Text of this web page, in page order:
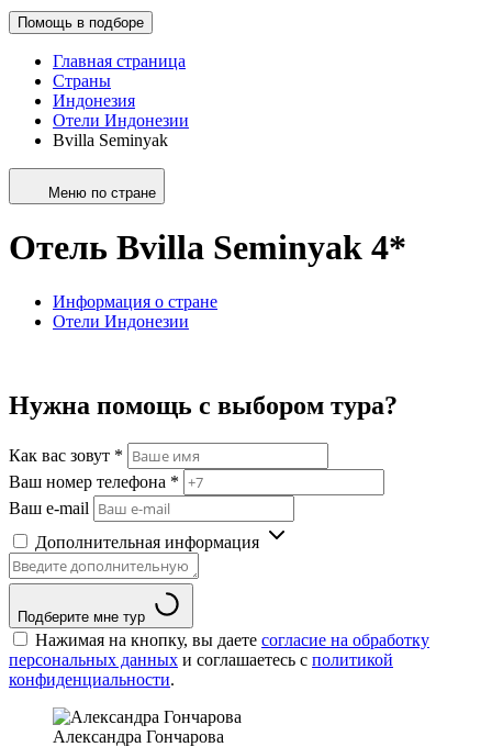
Помощь в подборе
Главная страница
Страны
Индонезия
Отели Индонезии
Bvilla Seminyak
Меню по стране
Отель Bvilla Seminyak 4*
Информация о стране
Отели Индонезии
Нужна помощь с выбором тура?
Как вас зовут *
Ваш номер телефона *
Ваш e-mail
Дополнительная информация
Подберите мне тур
Нажимая на кнопку, вы даете согласие на обработку
персональных данных и соглашаетесь c политикой
конфиденциальности.
Александра Гончарова